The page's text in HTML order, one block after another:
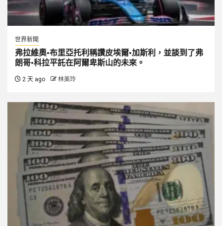
世界新聞
弗拉維奧·布里亞托利稱讚皮埃爾·加斯利，並談到了弗
朗哥·科拉平託在阿爾卑斯山的未來。
2 天 ago 林美玲